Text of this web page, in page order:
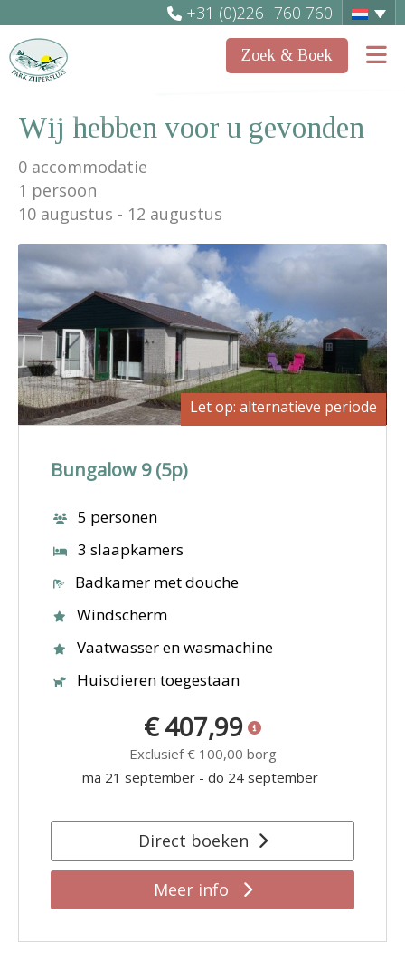
+31 (0)226 -760 760
Zoek & Boek
Wij hebben voor u gevonden
0 accommodatie
1 persoon
10 augustus
12 augustus
Let op: alternatieve periode
Bungalow 9 (5p)
5 personen
3 slaapkamers
Badkamer met douche
Windscherm
Vaatwasser en wasmachine
Huisdieren toegestaan
€ 407,99
Exclusief € 100,00 borg
ma 21 september - do 24 september
Direct boeken
Meer info